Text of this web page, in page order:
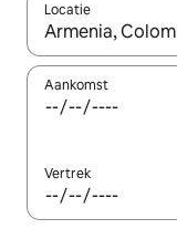
Locatie
Wanneer er
Aankomst
Vertrek